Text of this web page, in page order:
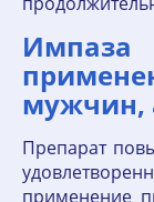
мужчин,
Препарат
применение